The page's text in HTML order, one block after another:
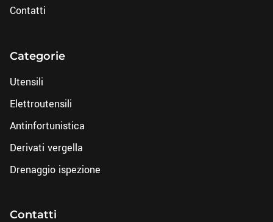
Contatti
Categorie
Utensili
Elettroutensili
Antinfortunistica
Derivati vergella
Drenaggio ispezione
Contatti